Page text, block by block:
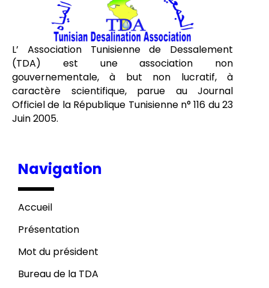
L’ Association Tunisienne de Dessalement
(TDA) est une association non
gouvernementale, à but non lucratif, à
caractère scientifique, parue au Journal
Officiel de la République Tunisienne n° 116 du 23
Juin 2005.
Navigation
Accueil
Présentation
Mot du président
Bureau de la TDA